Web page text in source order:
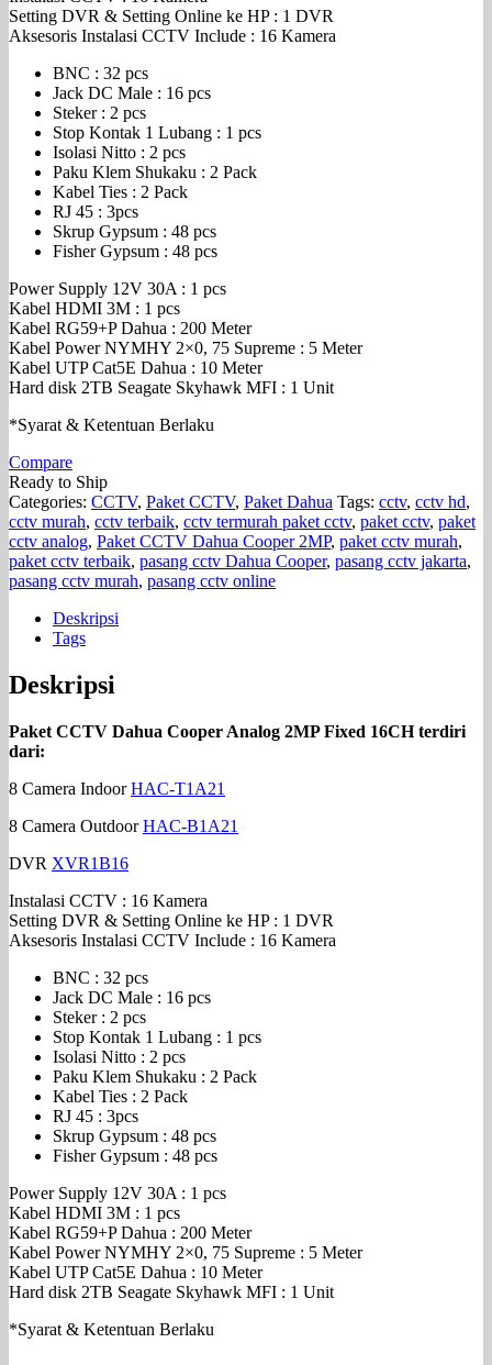
Setting DVR & Setting Online ke HP : 1 DVR
Aksesoris Instalasi CCTV Include : 16 Kamera
BNC : 32 pcs
Jack DC Male : 16 pcs
Steker : 2 pcs
Stop Kontak 1 Lubang : 1 pcs
Isolasi Nitto : 2 pcs
Paku Klem Shukaku : 2 Pack
Kabel Ties : 2 Pack
RJ 45 : 3pcs
Skrup Gypsum : 48 pcs
Fisher Gypsum : 48 pcs
Power Supply 12V 30A : 1 pcs
Kabel HDMI 3M : 1 pcs
Kabel RG59+P Dahua : 200 Meter
Kabel Power NYMHY 2×0, 75 Supreme : 5 Meter
Kabel UTP Cat5E Dahua : 10 Meter
Hard disk 2TB Seagate Skyhawk MFI : 1 Unit
*Syarat & Ketentuan Berlaku
Compare
Ready to Ship
Categories: CCTV, Paket CCTV, Paket Dahua Tags: cctv, cctv hd,
cctv murah, cctv terbaik, cctv termurah paket cctv, paket cctv, paket
cctv analog, Paket CCTV Dahua Cooper 2MP, paket cctv murah,
paket cctv terbaik, pasang cctv Dahua Cooper, pasang cctv jakarta,
pasang cctv murah, pasang cctv online
Deskripsi
Tags
Deskripsi
Paket CCTV Dahua Cooper Analog 2MP Fixed 16CH terdiri
dari:
8 Camera IndoorHAC-T1A21
8 Camera OutdoorHAC-B1A21
DVR XVR1B16
Instalasi CCTV : 16 Kamera
Setting DVR & Setting Online ke HP : 1 DVR
Aksesoris Instalasi CCTV Include : 16 Kamera
BNC : 32 pcs
Jack DC Male : 16 pcs
Steker : 2 pcs
Stop Kontak 1 Lubang : 1 pcs
Isolasi Nitto : 2 pcs
Paku Klem Shukaku : 2 Pack
Kabel Ties : 2 Pack
RJ 45 : 3pcs
Skrup Gypsum : 48 pcs
Fisher Gypsum : 48 pcs
Power Supply 12V 30A : 1 pcs
Kabel HDMI 3M : 1 pcs
Kabel RG59+P Dahua : 200 Meter
Kabel Power NYMHY 2×0, 75 Supreme : 5 Meter
Kabel UTP Cat5E Dahua : 10 Meter
Hard disk 2TB Seagate Skyhawk MFI : 1 Unit
*Syarat & Ketentuan Berlaku